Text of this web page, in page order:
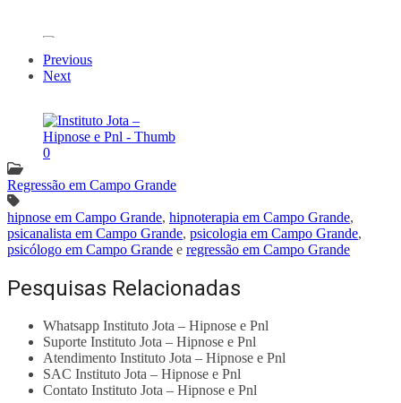
Previous
Next
Regressão em Campo Grande
hipnose em Campo Grande, hipnoterapia em Campo Grande,
psicanalista em Campo Grande, psicologia em Campo Grande,
psicólogo em Campo Grande e regressão em Campo Grande
Pesquisas Relacionadas
Whatsapp Instituto Jota – Hipnose e Pnl
Suporte Instituto Jota – Hipnose e Pnl
Atendimento Instituto Jota – Hipnose e Pnl
SAC Instituto Jota – Hipnose e Pnl
Contato Instituto Jota – Hipnose e Pnl